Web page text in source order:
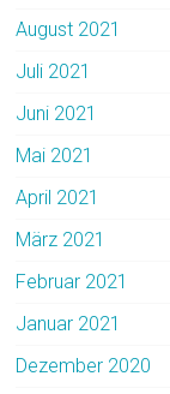
August 2021
Juli 2021
Juni 2021
Mai 2021
April 2021
März 2021
Februar 2021
Januar 2021
Dezember 2020